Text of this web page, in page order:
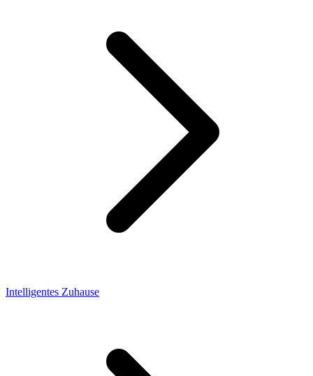
Intelligentes Zuhause